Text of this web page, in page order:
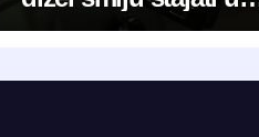
kanistru?